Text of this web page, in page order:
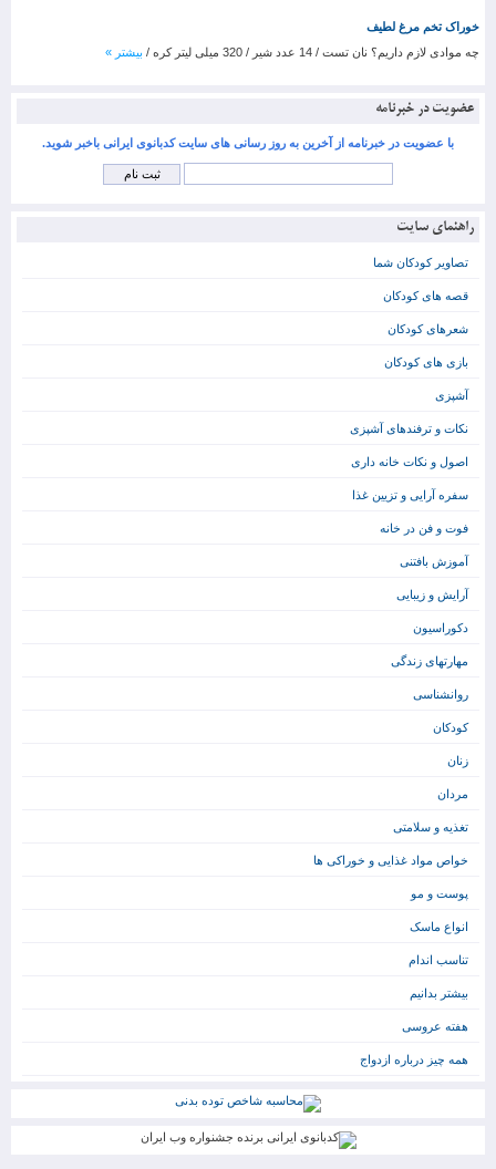
خوراک تخم مرغ لطیف
چه موادی لازم داریم؟ نان تست / 14 عدد شیر / 320 میلی لیتر کره /
بیشتر »
عضویت در خبرنامه
با عضویت در خبرنامه از آخرین به روز رسانی های سایت کدبانوی ایرانی باخبر شوید.
راهنمای سایت
تصاویر کودکان شما
قصه های کودکان
شعرهای کودکان
بازی های کودکان
آشپزی
نکات و ترفندهای آشپزی
اصول و نکات خانه داری
سفره آرایی و تزیین غذا
فوت و فن در خانه
آموزش بافتنی
آرایش و زیبایی
دکوراسیون
مهارتهای زندگی
روانشناسی
کودکان
زنان
مردان
تغذیه و سلامتی
خواص مواد غذایی و خوراکی ها
پوست و مو
انواع ماسک
تناسب اندام
بیشتر بدانیم
هفته عروسی
همه چیز درباره ازدواج